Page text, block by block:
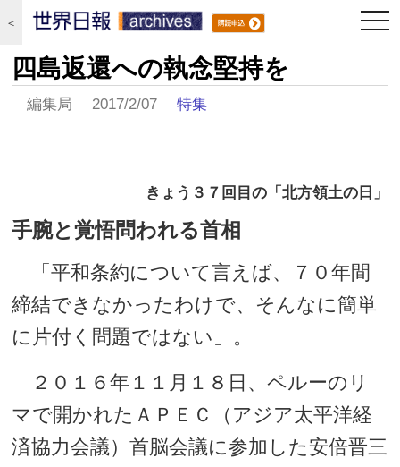
＜
四島返還への執念堅持を
編集局 2017/2/07特集
きょう３７回目の「北方領土の日」
手腕と覚悟問われる首相
「平和条約について言えば、７０年間
締結できなかったわけで、そんなに簡単
に片付く問題ではない」。
２０１６年１１月１８日、ペルーのリ
マで開かれたＡＰＥＣ（アジア太平洋経
済協力会議）首脳会議に参加した安倍晋三